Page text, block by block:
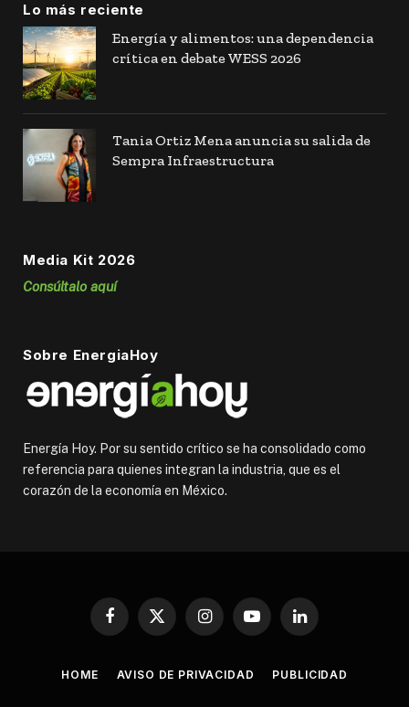
Lo más reciente
Energía y alimentos: una dependencia
crítica en debate WESS 2026
Tania Ortiz Mena anuncia su salida de
Sempra Infraestructura
Media Kit 2026
Consúltalo aquí
Sobre EnergiaHoy
Energía Hoy. Por su sentido crítico se ha consolidado como
referencia para quienes integran la industria, que es el
corazón de la economía en México.
Facebook
X
InstagramYouTubeLinkedIn
HOME AVISO DE PRIVACIDAD PUBLICIDAD